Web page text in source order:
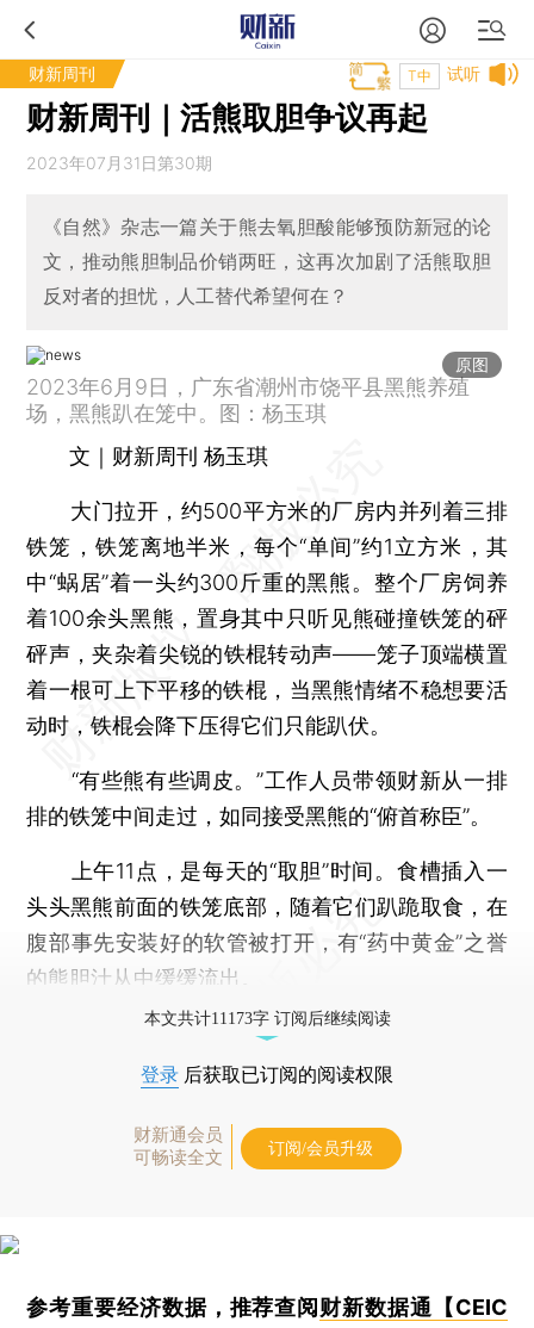
财新周刊 试听
T中
财新周刊｜活熊取胆争议再起
2023年07月31日第30期
《自然》杂志一篇关于熊去氧胆酸能够预防新冠的论
文，推动熊胆制品价销两旺，这再次加剧了活熊取胆
反对者的担忧，人工替代希望何在？
原图
2023年6月9日，广东省潮州市饶平县黑熊养殖
场，黑熊趴在笼中。图：杨玉琪
文｜财新周刊 杨玉琪
大门拉开，约500平方米的厂房内并列着三排
铁笼，铁笼离地半米，每个“单间”约1立方米，其
中“蜗居”着一头约300斤重的黑熊。整个厂房饲养
着100余头黑熊，置身其中只听见熊碰撞铁笼的砰
砰声，夹杂着尖锐的铁棍转动声——笼子顶端横置
着一根可上下平移的铁棍，当黑熊情绪不稳想要活
动时，铁棍会降下压得它们只能趴伏。
“有些熊有些调皮。”工作人员带领财新从一排
排的铁笼中间走过，如同接受黑熊的“俯首称臣”。
上午11点，是每天的“取胆”时间。食槽插入一
头头黑熊前面的铁笼底部，随着它们趴跪取食，在
腹部事先安装好的软管被打开，有“药中黄金”之誉
的熊胆汁从中缓缓流出。
本文共计11173字 订阅后继续阅读
登录 后获取已订阅的阅读权限
财新通会员
可畅读全文
订阅/会员升级
参考重要经济数据，推荐查阅 财新数据通【CEIC